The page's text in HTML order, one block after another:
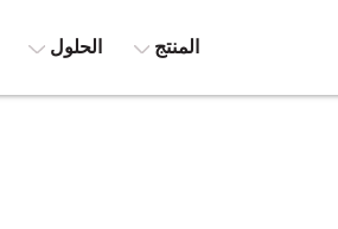
المنتج الحلول